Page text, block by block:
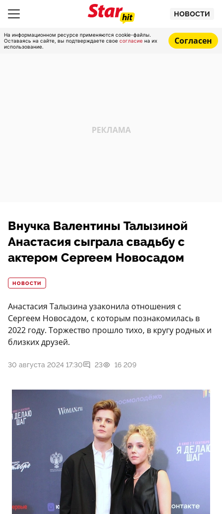
НОВОСТИ
На информационном ресурсе применяются cookie-файлы.
Оставаясь на сайте, вы подтверждаете свое согласие на их
использование.
Согласен
Внучка Валентины Талызиной
Анастасия сыграла свадьбу с
актером Сергеем Новосадом
НОВОСТИ
Анастасия Талызина узаконила отношения с
Сергеем Новосадом, с которым познакомилась в
2022 году. Торжество прошло тихо, в кругу родных и
близких друзей.
30 августа 2024 17:30 23 16 209